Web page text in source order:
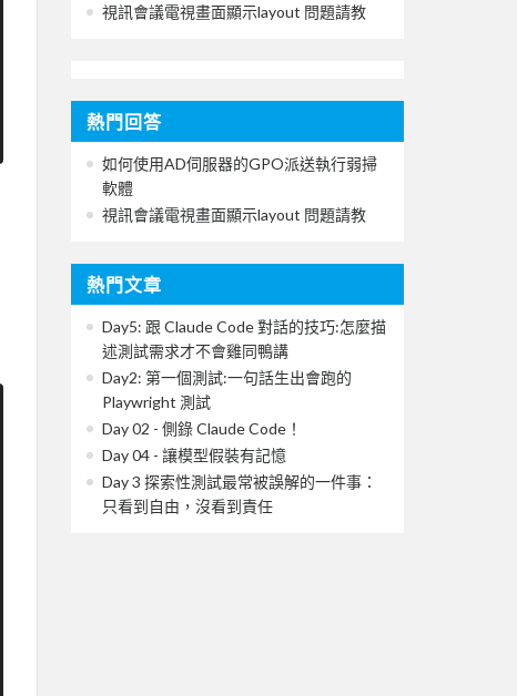
視訊會議電視畫面顯示layout 問題請教
熱門回答
如何使用AD伺服器的GPO派送執行弱掃
軟體
視訊會議電視畫面顯示layout 問題請教
熱門文章
Day5: 跟 Claude Code 對話的技巧:怎麼描
述測試需求才不會雞同鴨講
Day2: 第一個測試:一句話生出會跑的
Playwright 測試
Day 02 - 側錄 Claude Code！
Day 04 - 讓模型假裝有記憶
Day 3 探索性測試最常被誤解的一件事：
只看到自由，沒看到責任